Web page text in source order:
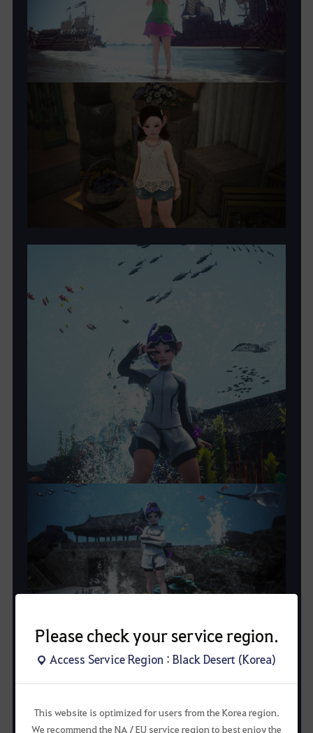
Please check your service region.
Access Service Region : Black Desert (Korea)
This website is optimized for users from the Korea region.
We recommend the NA / EU service region to best enjoy the